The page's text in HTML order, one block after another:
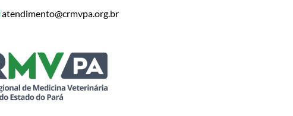
atendimento@crmvpa.org.br